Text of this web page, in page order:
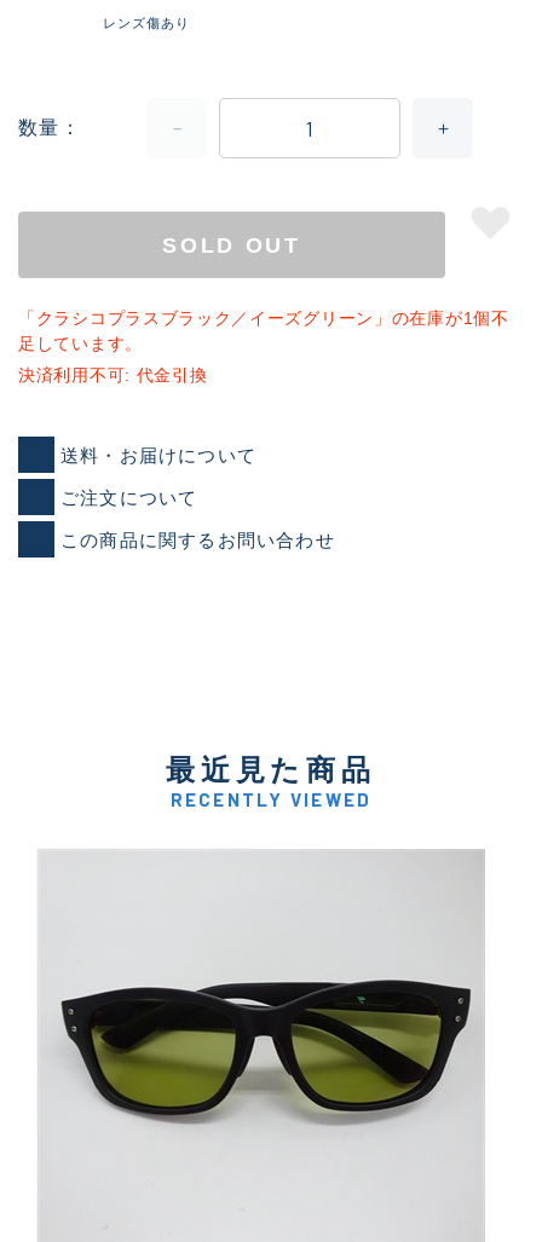
レンズ傷あり
数量
SOLD OUT
「クラシコプラスブラック／イーズグリーン」の在庫が1個不
足しています。
決済利用不可: 代金引換
送料・お届けについて
ご注文について
この商品に関するお問い合わせ
最近見た商品
RECENTLY VIEWED